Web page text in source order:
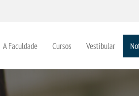
A Faculdade Cursos Vestibular